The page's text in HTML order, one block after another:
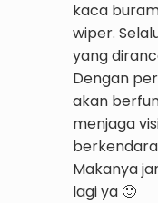
kaca
wiper.
yang
Dengan
akan
menjaga
Makanya
lagi ya 🙂